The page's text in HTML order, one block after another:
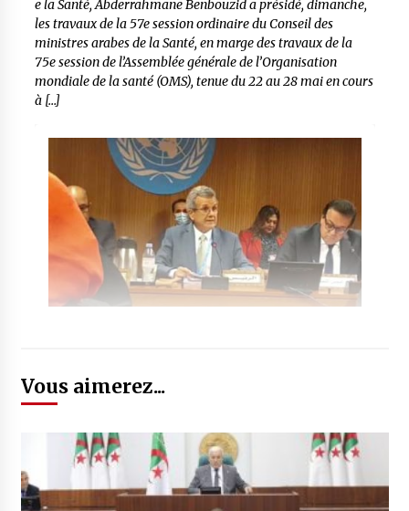
e la Santé, Abderrahmane Benbouzid a présidé, dimanche,
les travaux de la 57e session ordinaire du Conseil des
ministres arabes de la Santé, en marge des travaux de la
75e session de l’Assemblée générale de l’Organisation
mondiale de la santé (OMS), tenue du 22 au 28 mai en cours
à […]
Vous aimerez...